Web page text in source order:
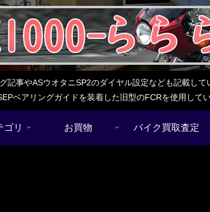
事やASウオタニSP2のダイヤル設定なども記載し
ベアリングガイドを装着した旧型のFCRを使用し
ゴリ お買物 バイク買取査定